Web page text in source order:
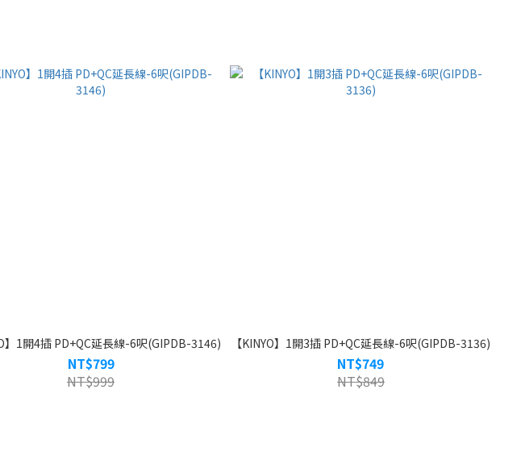
】1開4插 PD+QC延長線-6呎(GIPDB-3146)
NT$799
NT$999
【KINYO】1開3插 PD+QC延長線-6呎(GIPDB-3136)
NT$749
NT$849